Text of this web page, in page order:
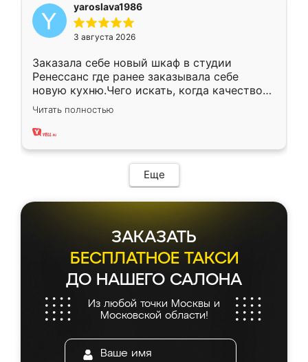
yaroslava1986
3 августа 2026
Заказала себе новый шкаф в студии
Ренессанс где ранее заказывала себе
новую кухню.Чего искать, когда качеством
вполне довольна. Служит кухня уже почти
два года, нареканий нет.
Читать полностью
Еще
ЗАКАЗАТЬ
БЕСПЛАТНОЕ ТАКСИ
ДО НАШЕГО САЛОНА
Из любой точки Москвы и
Московской области!